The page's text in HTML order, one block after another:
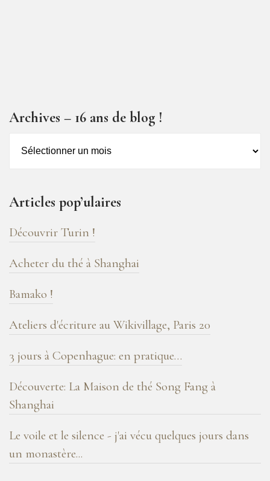
Archives – 16 ans de blog !
de
blog
!
Articles pop’ulaires
Découvrir Turin !
Acheter du thé à Shanghai
Bamako !
Ateliers d'écriture au Wikivillage, Paris 20
3 jours à Copenhague: en pratique…
Découverte: La Maison de thé Song Fang à
Shanghai
Le voile et le silence - j'ai vécu quelques jours dans
un monastère...